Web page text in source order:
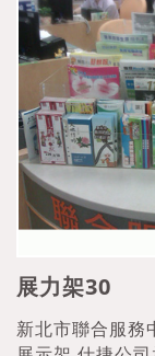
展力架30
新北市聯合服務